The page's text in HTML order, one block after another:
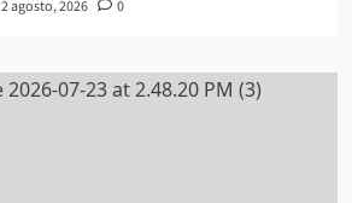
2 agosto, 2026 0